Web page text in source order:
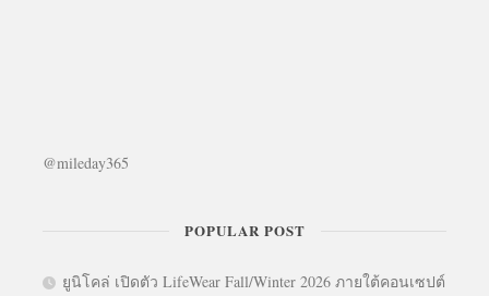
@mileday365
POPULAR POST
ยูนิโคล่ เปิดตัว LifeWear Fall/Winter 2026 ภายใต้คอนเซปต์